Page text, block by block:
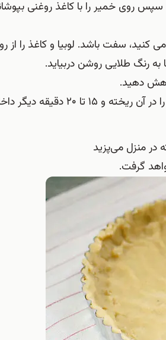
روی خمیر را با کاغذ روغنی
در منزل می‌پزید